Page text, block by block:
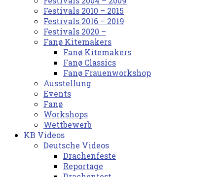
Festivals 2010 – 2015
Festivals 2016 – 2019
Festivals 2020 –
Fanø Kitemakers
Fanø Kitemakers
Fanø Classics
Fanø Frauenworkshop
Ausstellung
Events
Fanø
Workshops
Wettbewerb
KB Videos
Deutsche Videos
Drachenfeste
Reportage